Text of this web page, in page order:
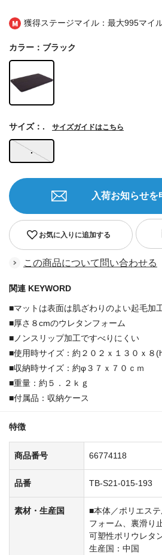
獲得ステージマイル：最大995マイ
カラー：ブラック
.
サイズ：. サイズガイドはこちら
お気に入りに追加する
入荷お知らせを
この商品について問い合わせる
関連 KEYWORD
■マットは表面は肌ざわりのよい起毛加
■厚さ８cmのウレタンフォーム
■ノンスリップ加工ですべりにくい
■使用時サイズ：約２０２ｘ１３０ｘ８
■収納時サイズ：約φ３７ｘ７０ｃｍ
■重量：約５．２ｋｇ
■付属品：収納ケース
特徴
商品番号 66774118
品番 TB-S21-015-193
素材・生産国
■本体／ポリエス
フォーム、裏滑り
可塑性ポリウレタ
生産国：中国